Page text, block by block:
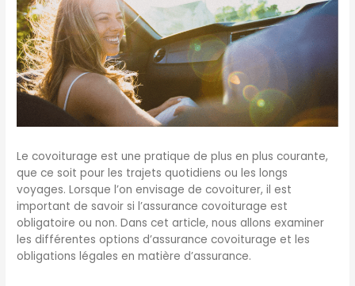
Le covoiturage est une pratique de plus en plus courante,
que ce soit pour les trajets quotidiens ou les longs
voyages. Lorsque l’on envisage de covoiturer, il est
important de savoir si l’assurance covoiturage est
obligatoire ou non. Dans cet article, nous allons examiner
les différentes options d’assurance covoiturage et les
obligations légales en matière d’assurance.